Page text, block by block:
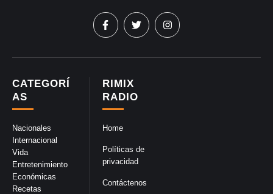
RIMIX
RADIO
Home
Políticas de
privacidad
Contáctenos
CATEGORÍ
AS
Nacionales
Internacional
Vida
Entretenimiento
Económicas
Recetas